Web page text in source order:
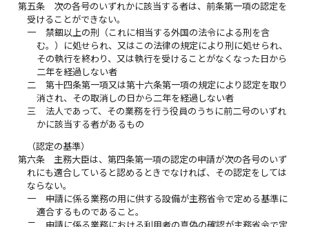
第五条
次の各号のいずれかに該当する者は、前条第一項の認定を
受けることができない。
一
禁錮以上の刑（これに相当する外国の法令による刑を含
む。）に処せられ、又はこの法律の規定により刑に処せられ、
その執行を終わり、又は執行を受けることがなくなった日から
二年を経過しない者
二
第十四条第一項又は第十六条第一項の規定により認定を取り
消され、その取消しの日から二年を経過しない者
三
法人であって、その業務を行う役員のうちに前二号のいずれ
かに該当する者があるもの
（認定の基準）
第六条
主務大臣は、第四条第一項の認定の申請が次の各号のいず
れにも適合していると認めるときでなければ、その認定をしては
ならない。
一
申請に係る業務の用に供する設備が主務省令で定める基準に
適合するものであること。